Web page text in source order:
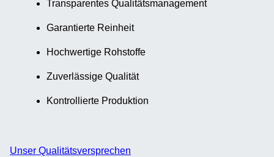
Transparentes Qualitätsmanagement
Garantierte Reinheit
Hochwertige Rohstoffe
Zuverlässige Qualität
Kontrollierte Produktion
Unser Qualitätsversprechen